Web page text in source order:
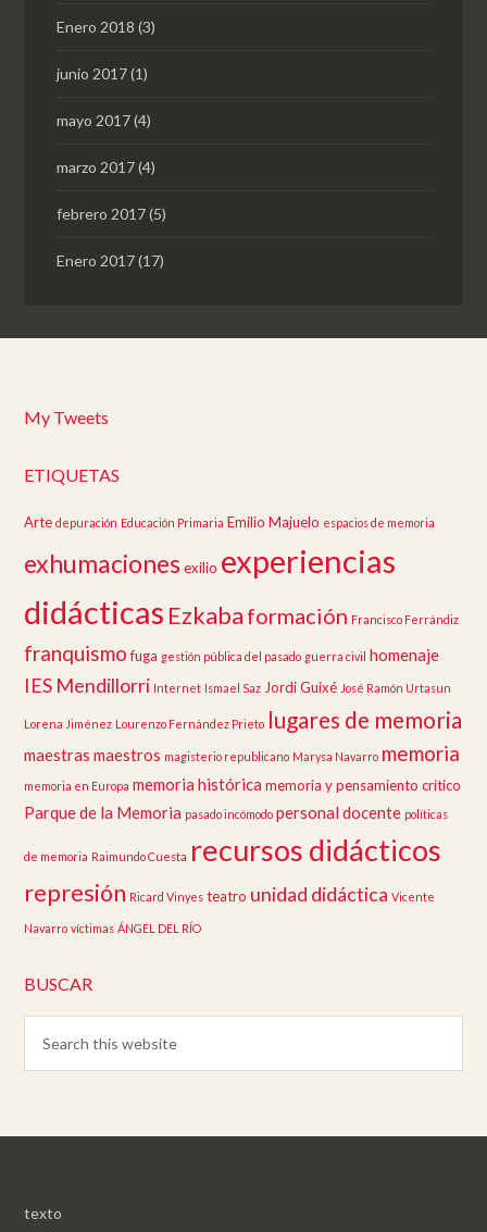
Enero 2018 (3)
junio 2017(1)
mayo 2017(4)
marzo 2017(4)
febrero 2017(5)
Enero 2017(17)
My Tweets
ETIQUETAS
Arte depuración Educación Primaria Emilio Majuelo espacios de memoria
exhumaciones exilio experiencias
didácticas Ezkaba formación Francisco Ferrándiz
franquismo fuga gestión pública del pasado guerra civil homenaje
IES Mendillorri Internet Ismael Saz Jordi Guixé José Ramón Urtasun
Lorena Jiménez Lourenzo Fernández Prieto lugares de memoria
maestras maestros magisterio republicano Marysa Navarro memoria
memoria en Europa memoria histórica memoria y pensamiento crítico
Parque de la Memoria pasado incómodo personal docente políticas
de memoria Raimundo Cuesta recursos didácticos
represión Ricard Vinyes teatro unidad didáctica Vicente
Navarro víctimas ÁNGEL DEL RÍO
BUSCAR
texto